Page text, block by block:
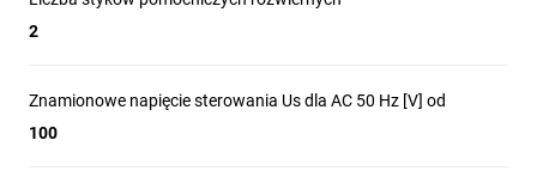
2
Znamionowe napięcie sterowania Us dla AC 50 Hz [V] od
100